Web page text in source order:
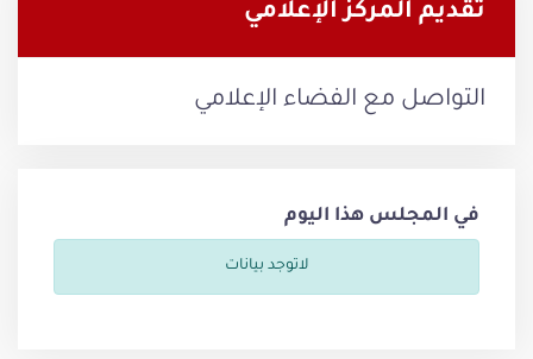
تقديم المركز الإعلامي
التواصل مع الفضاء الإعلامي
في المجلس هذا اليوم
لاتوجد بيانات